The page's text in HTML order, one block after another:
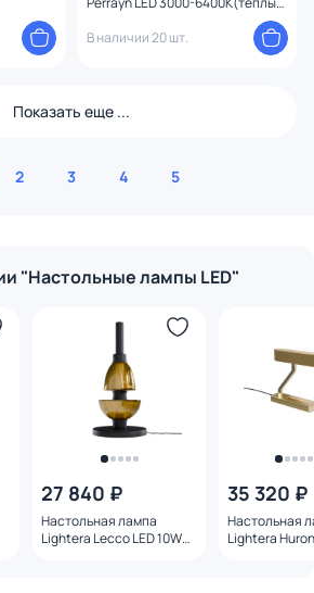
APL.671.14.01
В наличии 20 шт.
Показать еще ...
2 3 4 5
"Настольные лампы LED"
27 840 ₽
Настольная лампа
Lightera Lecco LED 10W
35 320 ₽
Настольная
Lightera